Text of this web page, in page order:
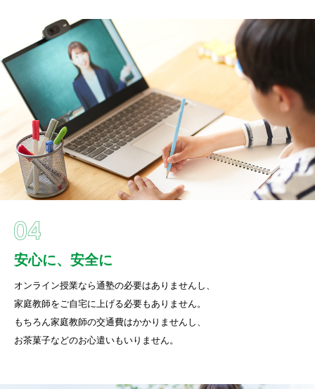
安心に、安全に
オンライン授業なら通塾の必要はありませんし、
家庭教師をご自宅に上げる必要もありません。
もちろん家庭教師の交通費はかかりませんし、
お茶菓子などのお心遣いもいりません。